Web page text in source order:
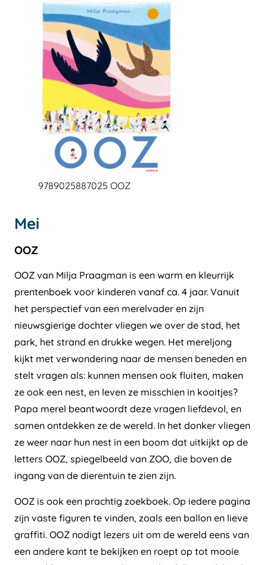
9789025887025 OOZ
Mei
OOZ
OOZ van Milja Praagman is een warm en kleurrijk
prentenboek voor kinderen vanaf ca. 4 jaar. Vanuit
het perspectief van een merelvader en zijn
nieuwsgierige dochter vliegen we over de stad, het
park, het strand en drukke wegen. Het mereljong
kijkt met verwondering naar de mensen beneden en
stelt vragen als: kunnen mensen ook fluiten, maken
ze ook een nest, en leven ze misschien in kooitjes?
Papa merel beantwoordt deze vragen liefdevol, en
samen ontdekken ze de wereld. In het donker vliegen
ze weer naar hun nest in een boom dat uitkijkt op de
letters OOZ, spiegelbeeld van ZOO, die boven de
ingang van de dierentuin te zien zijn.
OOZ is ook een prachtig zoekboek. Op iedere pagina
zijn vaste figuren te vinden, zoals een ballon en lieve
graffiti. OOZ nodigt lezers uit om de wereld eens van
een andere kant te bekijken en roept op tot mooie